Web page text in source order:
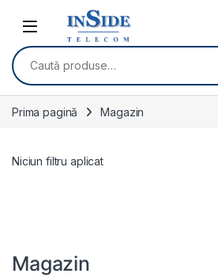
Skip to navigation
Caută după:
Prima pagină Magazin
Niciun filtru aplicat
Magazin